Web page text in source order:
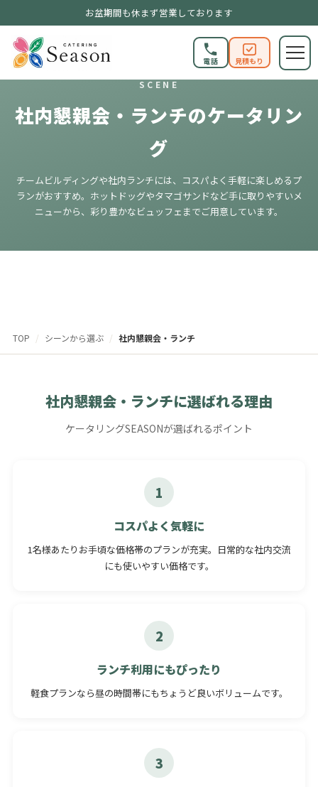
お盆期間も休まず営業しております
電話 見積もり
SCENE
社内懇親会・ランチのケータリン
グ
チームビルディングや社内ランチには、コスパよく手軽に楽しめるプ
ランがおすすめ。ホットドッグやタマゴサンドなど手に取りやすいメ
ニューから、彩り豊かなビュッフェまでご用意しています。
TOP / シーンから選ぶ / 社内懇親会・ランチ
社内懇親会・ランチに選ばれる理由
ケータリングSEASONが選ばれるポイント
1
コスパよく気軽に
1名様あたりお手頃な価格帯のプランが充実。日常的な社内交流
にも使いやすい価格です。
2
ランチ利用にもぴったり
軽食プランなら昼の時間帯にもちょうど良いボリュームです。
3